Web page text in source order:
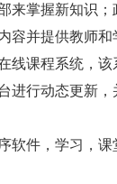
来掌握新知识
容并提供教师
线课程系统，
进行动态更新
软件，学习，